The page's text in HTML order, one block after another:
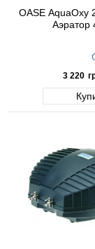
OASE AquaOxy
Аэратор
3 220